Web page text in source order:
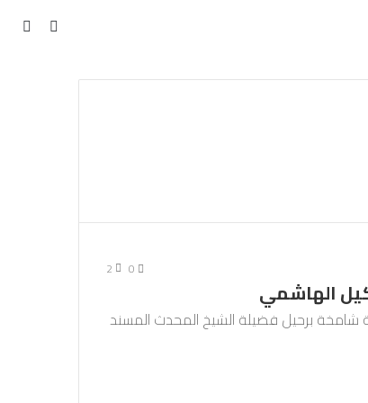
مقال
0
2
الهاشمي
شامخة برحيل فضيلة الشيخ المحدث المسند